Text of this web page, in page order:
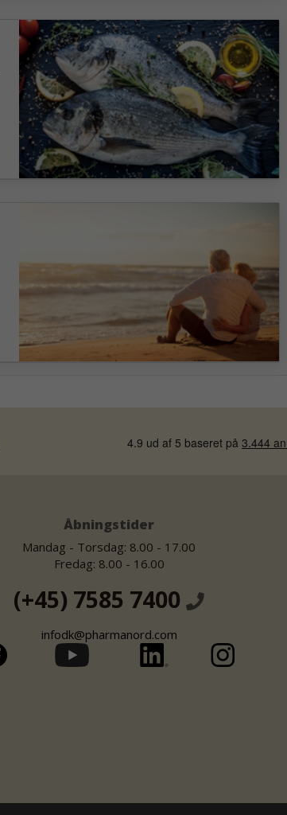
Åbningstider
Mandag - Torsdag: 8.00 - 17.00
Fredag: 8.00 - 16.00
(+45) 7585 7400
infodk@pharmanord.com